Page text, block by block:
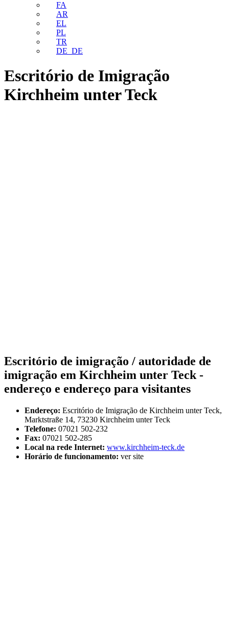
FA
AR
EL
PL
TR
DE_DE
Escritório de Imigração
Kirchheim unter Teck
Escritório de imigração / autoridade de
imigração em Kirchheim unter Teck -
endereço e endereço para visitantes
Endereço: Escritório de Imigração de Kirchheim unter Teck,
Marktstraße 14, 73230 Kirchheim unter Teck
Telefone: 07021 502-232
Fax: 07021 502-285
Local na rede Internet: www.kirchheim-teck.de
Horário de funcionamento: ver site